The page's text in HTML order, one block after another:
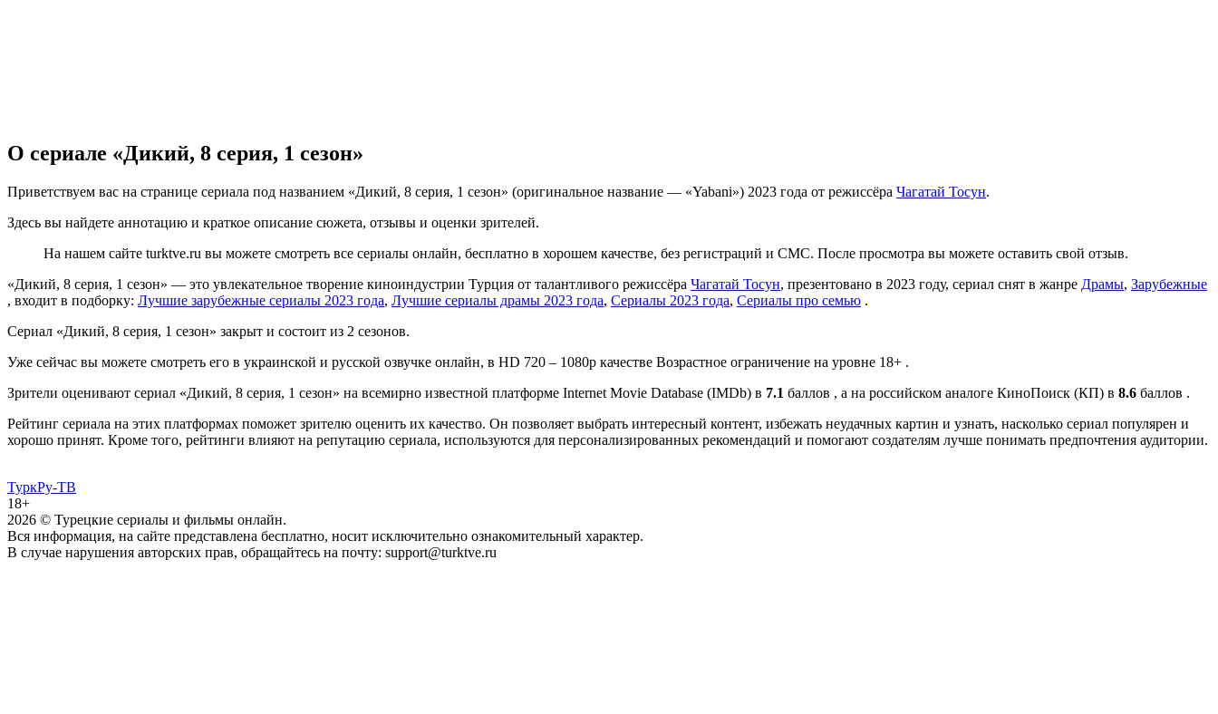
О сериале «Дикий, 8 серия, 1 сезон»
Приветствуем вас на странице сериала под названием «Дикий, 8 серия, 1 сезон» (оригинальное название — «Yabani») 2023 года от режиссёра Чагатай Тосун.
Здесь вы найдете аннотацию и краткое описание сюжета, отзывы и оценки зрителей.
На нашем сайте turktve.ru вы можете смотреть все сериалы онлайн, бесплатно в хорошем качестве, без регистраций и СМС. После просмотра вы можете оставить свой отзыв.
«Дикий, 8 серия, 1 сезон» — это увлекательное творение киноиндустрии Турция от талантливого режиссёра Чагатай Тосун, презентовано в 2023 году, сериал снят в жанре Драмы, Зарубежные
, входит в подборку: Лучшие зарубежные сериалы 2023 года, Лучшие сериалы драмы 2023 года, Сериалы 2023 года, Сериалы про семью .
Сериал «Дикий, 8 серия, 1 сезон» закрыт и состоит из 2 сезонов.
Уже сейчас вы можете смотреть его в украинской и русской озвучке онлайн, в HD 720 – 1080p качестве Возрастное ограничение на уровне 18+ .
Зрители оценивают сериал «Дикий, 8 серия, 1 сезон» на всемирно известной платформе Internet Movie Database (IMDb) в 7.1 баллов , а на российском аналоге КиноПоиск (КП) в 8.6 баллов .
Рейтинг сериала на этих платформах поможет зрителю оценить их качество. Он позволяет выбрать интересный контент, избежать неудачных картин и узнать, насколько сериал популярен и
хорошо принят. Кроме того, рейтинги влияют на репутацию сериала, используются для персонализированных рекомендаций и помогают создателям лучше понимать предпочтения аудитории.
ТуркРу-ТВ
18+
2026 © Турецкие сериалы и фильмы онлайн.
Вся информация, на сайте представлена бесплатно, носит исключительно ознакомительный характер.
В случае нарушения авторских прав, обращайтесь на почту: support@turktve.ru